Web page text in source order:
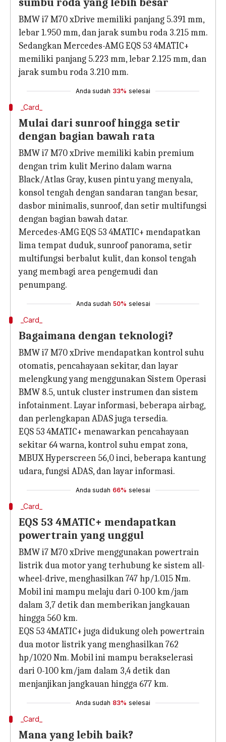
BMW i7 M70 xDrive memiliki panjang 5.391 mm,
lebar 1.950 mm, dan jarak sumbu roda 3.215 mm.
Sedangkan Mercedes-AMG EQS 53 4MATIC+
memiliki panjang 5.223 mm, lebar 2.125 mm, dan
jarak sumbu roda 3.210 mm.
Anda sudah 33% selesai
_Card_
Mulai dari sunroof hingga setir
dengan bagian bawah rata
BMW i7 M70 xDrive memiliki kabin premium
dengan trim kulit Merino dalam warna
Black/Atlas Gray, kusen pintu yang menyala,
konsol tengah dengan sandaran tangan besar,
dasbor minimalis, sunroof, dan setir multifungsi
dengan bagian bawah datar.
Mercedes-AMG EQS 53 4MATIC+ mendapatkan
lima tempat duduk, sunroof panorama, setir
multifungsi berbalut kulit, dan konsol tengah
yang membagi area pengemudi dan
penumpang.
Anda sudah 50% selesai
_Card_
Bagaimana dengan teknologi?
BMW i7 M70 xDrive mendapatkan kontrol suhu
otomatis, pencahayaan sekitar, dan layar
melengkung yang menggunakan Sistem Operasi
BMW 8.5, untuk cluster instrumen dan sistem
infotainment. Layar informasi, beberapa airbag,
dan perlengkapan ADAS juga tersedia.
EQS 53 4MATIC+ menawarkan pencahayaan
sekitar 64 warna, kontrol suhu empat zona,
MBUX Hyperscreen 56,0 inci, beberapa kantung
udara, fungsi ADAS, dan layar informasi.
Anda sudah 66% selesai
_Card_
EQS 53 4MATIC+ mendapatkan
powertrain yang unggul
BMW i7 M70 xDrive menggunakan powertrain
listrik dua motor yang terhubung ke sistem all-
wheel-drive, menghasilkan 747 hp/1.015 Nm.
Mobil ini mampu melaju dari 0-100 km/jam
dalam 3,7 detik dan memberikan jangkauan
hingga 560 km.
EQS 53 4MATIC+ juga didukung oleh powertrain
dua motor listrik yang menghasilkan 762
hp/1020 Nm. Mobil ini mampu berakselerasi
dari 0-100 km/jam dalam 3,4 detik dan
menjanjikan jangkauan hingga 677 km.
Anda sudah 83% selesai
_Card_
Mana yang lebih baik?